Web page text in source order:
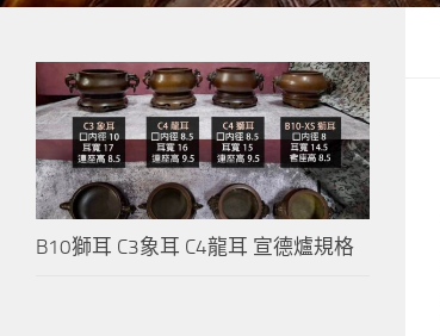
B10獅耳 C3象耳 C4龍耳 宣德爐規格